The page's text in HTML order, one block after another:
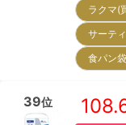
ラクマ
サーテ
食パン
39位